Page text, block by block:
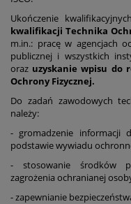
Ukończenie
kwalifikacji Technika
m.in.: pracę w agencjach
publicznej i wszystkich
oraz uzyskanie wpisu do
Ochrony Fizycznej.
Do zadań zawodowych
należy:
- gromadzenie informacji
podstawie wywiadu
- stosowanie środków
zagrożenia ochranianej
- zapewnianie